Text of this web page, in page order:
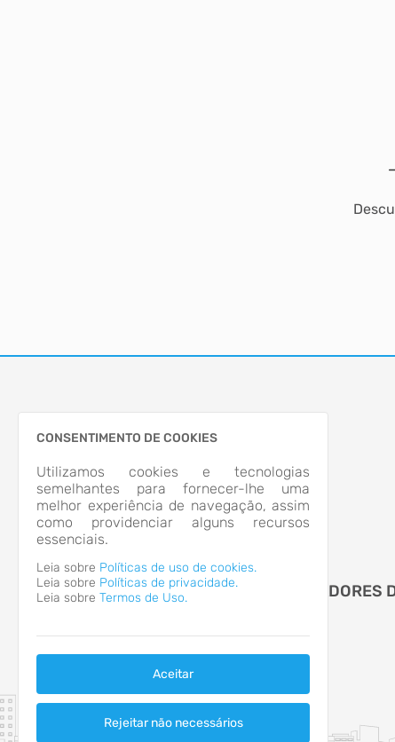
CONSENTIMENTO DE COOKIES
Utilizamos cookies e tecnologias
semelhantes para fornecer-lhe uma
melhor experiência de navegação, assim
como providenciar alguns recursos
essenciais.
Leia sobre Políticas de uso de cookies.
Leia sobre Políticas de privacidade.
Leia sobre Termos de Uso.
Aceitar
Rejeitar não necessários
CAMARA MUNICIPAL DE VEREADORES